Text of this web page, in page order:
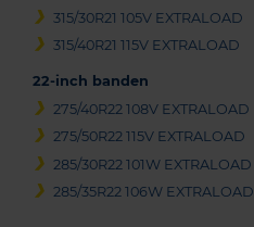
315/30R21 105V EXTRALOAD
315/40R21 115V EXTRALOAD
22-inch banden
275/40R22 108V EXTRALOAD
275/50R22 115V EXTRALOAD
285/30R22 101W EXTRALOAD
285/35R22 106W EXTRALOAD